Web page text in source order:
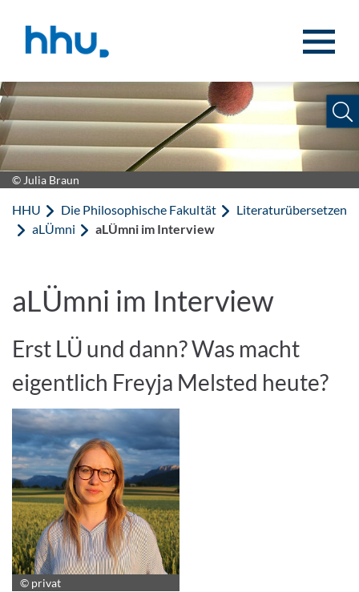
© Julia Braun
HHU Die Philosophische Fakultät
Literaturübersetzen
aLÜmni
aLÜmni im Interview
aLÜmni im Interview
Erst LÜ und dann? Was macht
eigentlich Freyja Melsted heute?
© privat